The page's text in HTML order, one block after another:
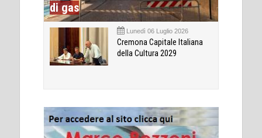
di gas
Lunedì 06 Luglio 2026
Cremona Capitale Italiana
della Cultura 2029